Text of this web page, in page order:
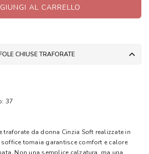
AL CARRELLO
CHIUSE TRAFORATE
37
traforate da donna Cinzia Soft realizzate in
tomaia garantisce comfort e calore
Non una semplice calzatura, ma una